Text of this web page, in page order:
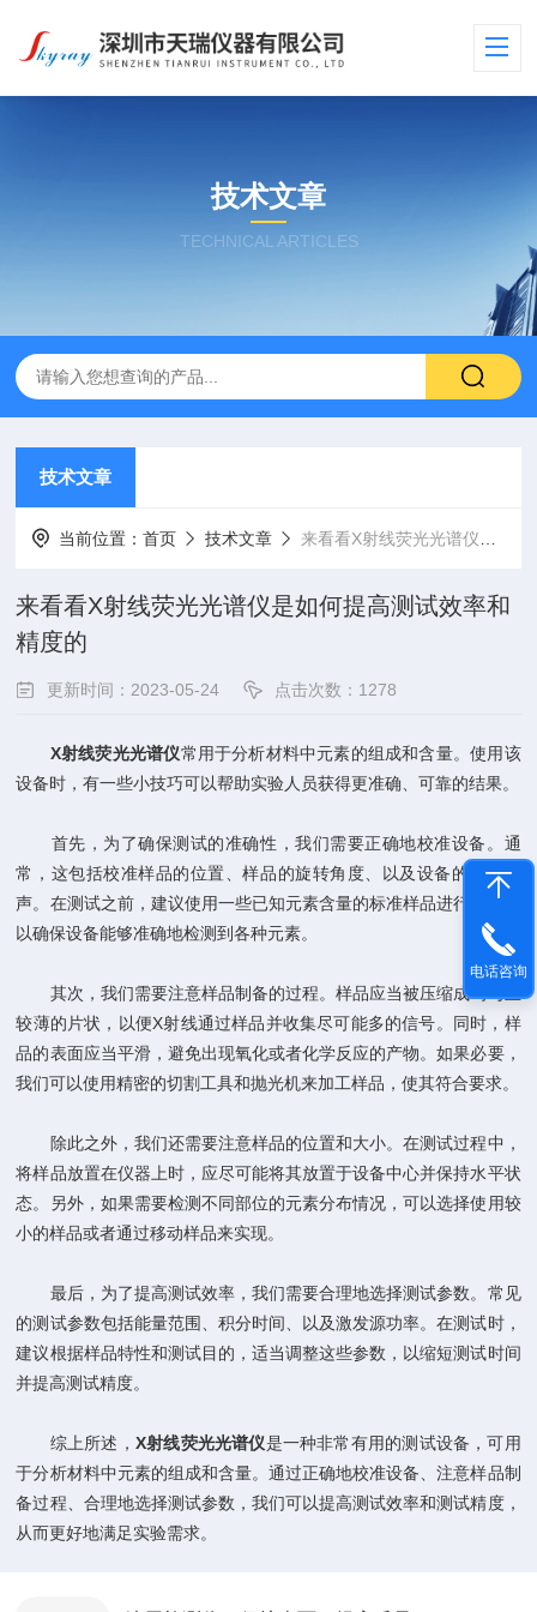
技术文章
TECHNICAL ARTICLES
技术文章
当前位置：首页 技术文章 来看看X射线荧光光谱仪是如何提高测试效率和精度的
来看看X射线荧光光谱仪是如何提高测试效率和
精度的
更新时间：2023-05-24 点击次数：1278
X射线荧光光谱仪常用于分析材料中元素的组成和含量。使用该
设备时，有一些小技巧可以帮助实验人员获得更准确、可靠的结果。
首先，为了确保测试的准确性，我们需要正确地校准设备。通
常，这包括校准样品的位置、样品的旋转角度、以及设备的基线噪
声。在测试之前，建议使用一些已知元素含量的标准样品进行校准，
以确保设备能够准确地检测到各种元素。
其次，我们需要注意样品制备的过程。样品应当被压缩成均匀且
较薄的片状，以便X射线通过样品并收集尽可能多的信号。同时，样
品的表面应当平滑，避免出现氧化或者化学反应的产物。如果必要，
我们可以使用精密的切割工具和抛光机来加工样品，使其符合要求。
除此之外，我们还需要注意样品的位置和大小。在测试过程中，
将样品放置在仪器上时，应尽可能将其放置于设备中心并保持水平状
态。另外，如果需要检测不同部位的元素分布情况，可以选择使用较
小的样品或者通过移动样品来实现。
最后，为了提高测试效率，我们需要合理地选择测试参数。常见
的测试参数包括能量范围、积分时间、以及激发源功率。在测试时，
建议根据样品特性和测试目的，适当调整这些参数，以缩短测试时间
并提高测试精度。
综上所述， X射线荧光光谱仪是一种非常有用的测试设备，可用
于分析材料中元素的组成和含量。通过正确地校准设备、注意样品制
备过程、合理地选择测试参数，我们可以提高测试效率和测试精度，
从而更好地满足实验需求。
电话咨询